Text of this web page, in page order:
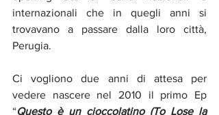
internazionali che in quegli anni si
trovavano a passare dalla loro città,
Perugia.
Ci vogliono due anni di attesa per
vedere nascere nel 2010 il primo Ep
“Questo è un cioccolatino (To Lose la